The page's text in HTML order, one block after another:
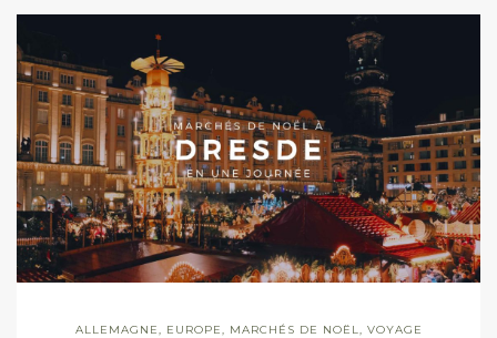
ALLEMAGNE EUROPE MARCHÉS DE NOËL VOYAGE